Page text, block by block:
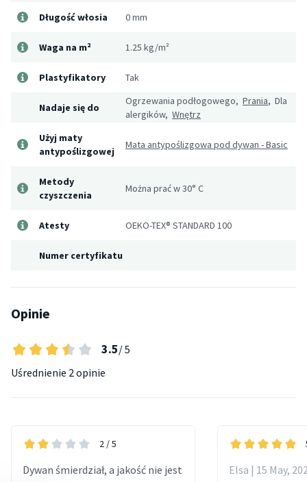
Długość włosia 0 mm
Waga na m² 1.25 kg/m²
Plastyfikatory Tak
Nadaje się do
Ogrzewania podłogowego, Prania, Dla
alergików, Wnętrz
Użyj maty
antypoślizgowej
Mata antypoślizgowa pod dywan - Basic
Metody
czyszczenia
Można prać w 30° C
Atesty OEKO-TEX® STANDARD 100
Numer certyfikatu
Opinie
3.5/ 5
Uśrednienie 2 opinie
2 / 5
Dywan śmierdział, a jakość nie jest
Elsa | 15 May,